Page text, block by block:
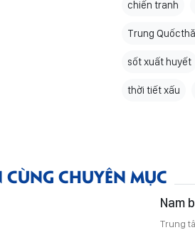
chiến tranh
Trung
sốt xuất huyết
thời tiết xấu
CÙNG CHUYÊN MỤC
Nam
Trung